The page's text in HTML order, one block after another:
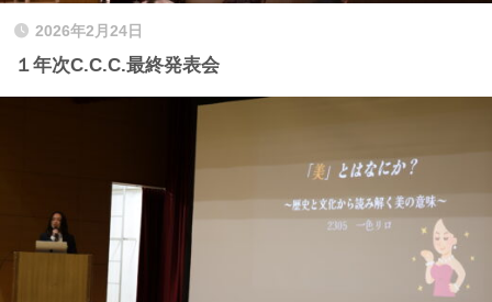
2026年2月24日
１年次C.C.C.最終発表会